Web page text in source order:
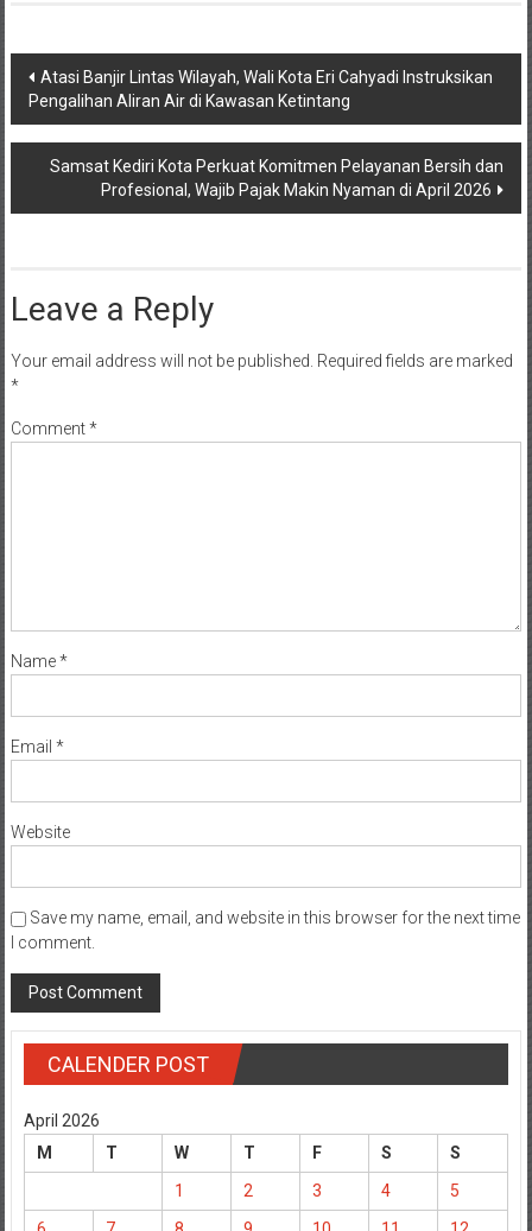
Post
navigation
Atasi Banjir Lintas Wilayah, Wali Kota Eri Cahyadi Instruksikan
Pengalihan Aliran Air di Kawasan Ketintang
Samsat Kediri Kota Perkuat Komitmen Pelayanan Bersih dan
Profesional, Wajib Pajak Makin Nyaman di April 2026
Leave a Reply
Your email address will not be published. Required fields are marked
*
Comment*
Name*
Email *
Website
Save my name, email, and website in this browser for the next time
I comment.
CALENDER POST
April 2026
M
T W T F S
S
1
2 3 4
5